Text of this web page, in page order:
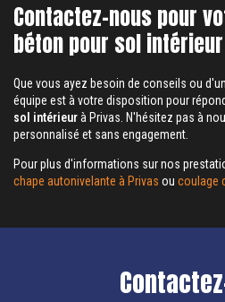
Contactez-nous pour
béton pour sol
Que vous ayez besoin de conseils ou
équipe est à votre disposition pour
sol intérieurà Privas. N'hésitez pas à
personnalisé et sans engagement.
Pour plus d'informations sur nos
chape autonivelante à Privas ou coulage